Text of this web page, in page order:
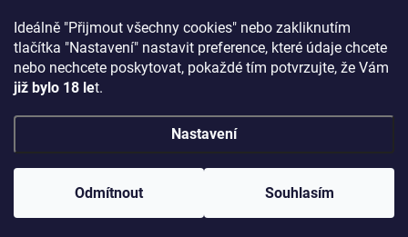
Ideálně "Přijmout všechny cookies" nebo zakliknutím
tlačítka "Nastavení" nastavit preference, které údaje chcete
nebo nechcete poskytovat, pokaždé tím potvrzujte, že Vám
již bylo 18 let.
Nastavení
Odmítnout Souhlasím
Archiv
Vytvořil Shoptet
Copyright 2026DESTILERKA.CZ. Všechna práva vyhrazena.Upravit